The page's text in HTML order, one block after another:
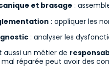
et brasage :
: appliquer les
: analyser les
aussi un métier de
réparée peut avoir des